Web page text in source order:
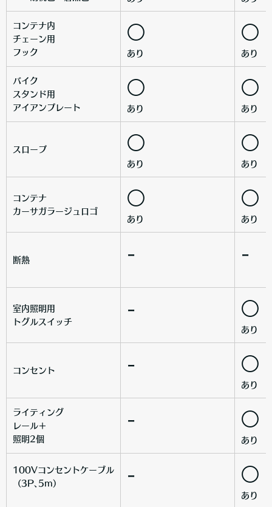
コンテナ内
チェーン用
フック
○
あり
○
あり
バイク
スタンド用
アイアンプレート
○
あり
○
あり
スロープ ○
あり
○
あり
コンテナ
カーサガラージュロゴ
○
あり
○
あり
断熱 - -
室内照明用
トグルスイッチ
- ○
あり
コンセント - ○
あり
ライティング
レール＋
照明2個
- ○
あり
100Vコンセントケーブル
（3P､5m）
- ○
あり